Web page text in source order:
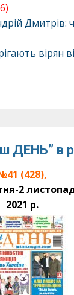
Дмитрів:
вірян
ДЕНЬ” в
(428),
2
2021 р.